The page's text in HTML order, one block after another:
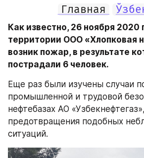
Главная
Как известно, 26 ноября 2020
территории ООО «Хлопковая
возник пожар, в результате
пострадали 6 человек.
Еще раз были изучены случаи
промышленной и трудовой
нефтебазах АО
предотвращения подобных
ситуаций.